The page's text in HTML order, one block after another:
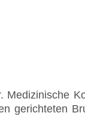
gerichteten